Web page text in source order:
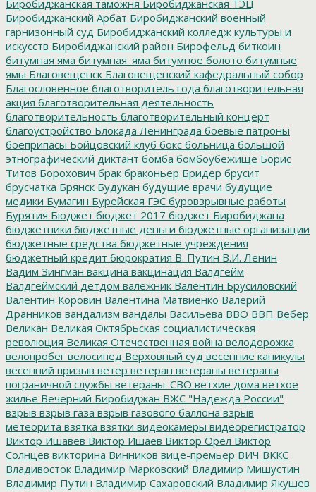
Биробиджанская таможня Биробиджанская ТЭЦ
Биробиджанский Арбат Биробиджанский военный
гарнизонный суд Биробиджанский колледж культуры и
искусств Биробиджанский район Бирофельд биткоин
битумная яма битумная_яма битумное болото битумные
ямы Благовещенск Благовещенский кафедральный собор
Благословенное благотворитель года благотворительная
акция благотворительная деятельность
благотворительность благотворительный концерт
благоустройство Блокада Ленинграда боевые патроны
боеприпасы Бойцовский клуб бокс больница большой
этнографический диктант бомба бомбоубежище Борис
Титов Борохович брак браконьер Бридер брусит
брусчатка Брянск Будукан будущие врачи будущие
медики Бумагин Бурейская ГЭС буровзрывные работы
Бурятия Бюджет бюджет 2017 бюджет Биробиджана
бюджетники бюджетные деньги бюджетные организации
бюджетные средства бюджетные учреждения
бюджетный кредит бюрократия В. Путин В.И. Ленин
Вадим Зингман вакцина вакцинация Валдгейм
Валдгеймский детдом валежник Валентин Брусиловский
Валентин Коровин Валентина Матвиенко Валерий
Дранников вандализм вандалы Васильева ВВО ВВП Вебер
Великан Великая Октябрьская социалистическая
революция Великая Отечественная война велодорожка
велопробег велосипед Верховный суд весенние каникулы
весенний призыв ветер ветеран ветераны ветераны
пограничной службы ветераны_СВО ветхие дома ветхое
жилье Вечерний Биробиджан ВЖС "Надежда России"
взрыв взрыв газа взрыв газового баллона взрыв
метеорита взятка взятки видеокамеры видеорегистратор
Виктор Ишавев Виктор Ишаев Виктор Орёл Виктор
Солнцев викторина Винников вице-премьер ВИЧ ВККС
Владивосток Владимир Марковский Владимир Мишустин
Владимир Путин Владимир Сахаровский Владимир Якушев